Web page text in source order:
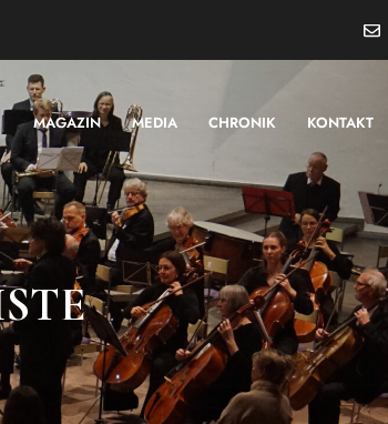
MAGAZIN MEDIA CHRONIK KONTAKT